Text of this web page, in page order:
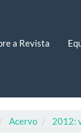
a Revista
Acervo 2012: